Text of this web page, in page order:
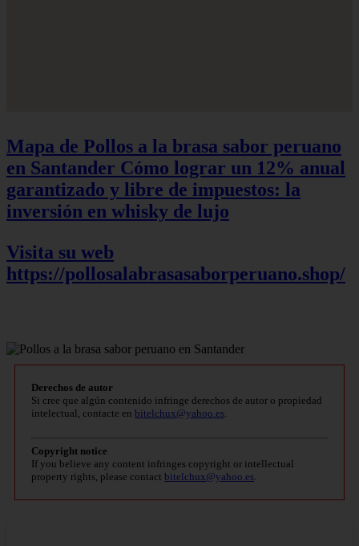
Mapa de Pollos a la brasa sabor peruano
en Santander Cómo lograr un 12% anual
garantizado y libre de impuestos: la
inversión en whisky de lujo
Visita su web
https://pollosalabrasasaborperuano.shop/
Derechos de autor
Si cree que algún contenido infringe derechos de autor o propiedad
intelectual, contacte en bitelchux@yahoo.es
Copyright notice
If you believe any content infringes copyright or intellectual
property rights, please contact bitelchux@yahoo.es